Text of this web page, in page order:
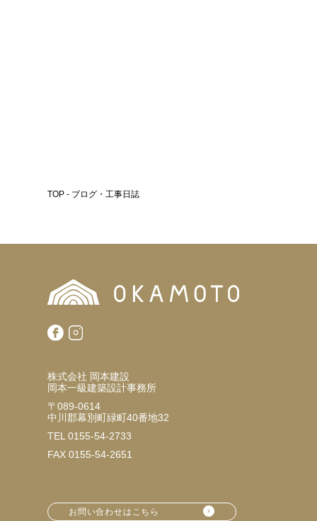
TOP - ブログ・工事日誌
株式会社 岡本建設
岡本一級建築設計事務所
〒089-0614
中川郡幕別町緑町40番地32
TEL 0155-54-2733
FAX 0155-54-2651
お問い合わせはこちら